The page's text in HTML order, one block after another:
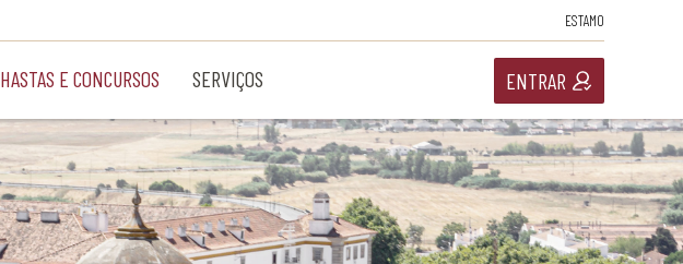
ESTAMO
HASTAS E CONCURSOS SERVIÇOS ENTRAR